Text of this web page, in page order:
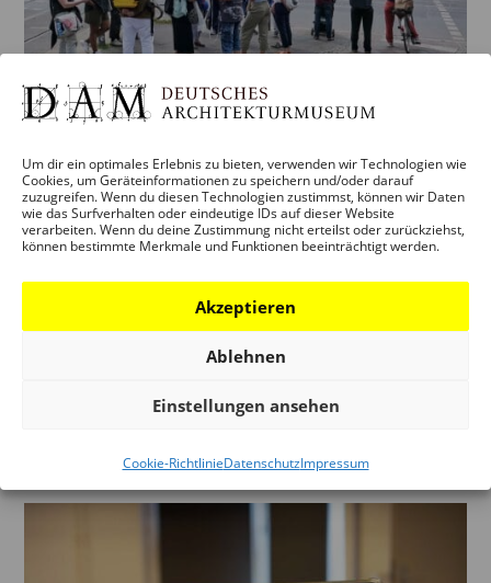
Um dir ein optimales Erlebnis zu bieten, verwenden wir Technologien wie
Cookies, um Geräteinformationen zu speichern und/oder darauf
zuzugreifen. Wenn du diesen Technologien zustimmst, können wir Daten
wie das Surfverhalten oder eindeutige IDs auf dieser Website
verarbeiten. Wenn du deine Zustimmung nicht erteilst oder zurückziehst,
können bestimmte Merkmale und Funktionen beeinträchtigt werden.
Akzeptieren
Ablehnen
Einstellungen ansehen
Cookie-RichtlinieDatenschutzImpressum
ABGESAGT: TOO HOT
CLIMATEWALK – STADTKLIMA
ERLEBEN UND URBANE HITZE
VERSTEHEN
ABGESAGT: Too Hot Climatewalk – Stadtklima erleben
Alternativtermin in Kürze) Treffpunkt: Deutsches
ca. 1,5–2 Stunden Kosten:...